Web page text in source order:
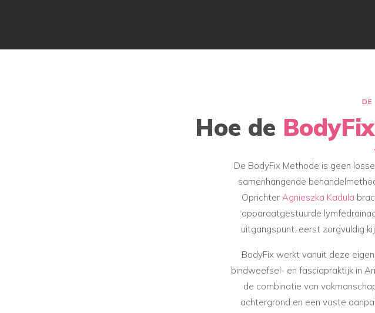
DE
Hoe de
De BodyFix Methode is geen
samenhangende
Oprichter Agnieszka Kadula
apparaatgestuurde
uitgangspunt: eerst zorgvuldig
BodyFix werkt vanuit deze
bindweefsel- en fasciapraktijk in
de combinatie van
achtergrond en een vaste